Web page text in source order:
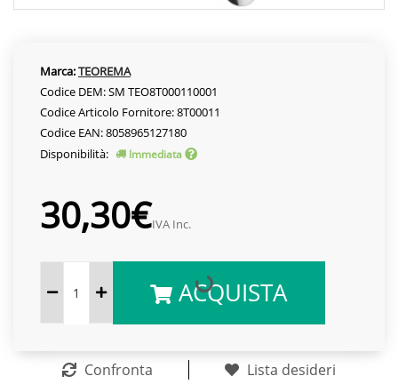
Marca:TEOREMA
Codice DEM: SM TEO8T000110001
Codice Articolo Fornitore: 8T00011
Codice EAN: 8058965127180
Disponibilità:
Immediata
30,30€IVA Inc.
ACQUISTA
Confronta Lista desideri